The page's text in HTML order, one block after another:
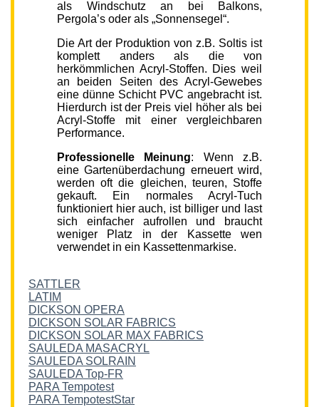
als Windschutz an bei Balkons,
Pergola’s oder als „Sonnensegel“.
Die Art der Produktion von z.B. Soltis ist
komplett anders als die von
herkömmlichen Acryl-Stoffen. Dies weil
an beiden Seiten des Acryl-Gewebes
eine dünne Schicht PVC angebracht ist.
Hierdurch ist der Preis viel höher als bei
Acryl-Stoffe mit einer vergleichbaren
Performance.
Professionelle Meinung: Wenn z.B.
eine Gartenüberdachung erneuert wird,
werden oft die gleichen, teuren, Stoffe
gekauft. Ein normales Acryl-Tuch
funktioniert hier auch, ist billiger und last
sich einfacher aufrollen und braucht
weniger Platz in der Kassette wen
verwendet in ein Kassettenmarkise.
SATTLER
LATIM
DICKSON OPERA
DICKSON SOLAR FABRICS
DICKSON SOLAR MAX FABRICS
SAULEDA MASACRYL
SAULEDA SOLRAIN
SAULEDA Top-FR
PARA Tempotest
PARA TempotestStar